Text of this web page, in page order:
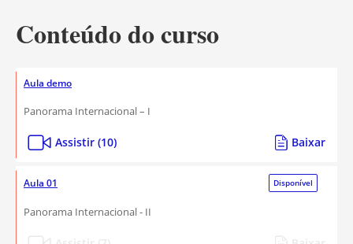
Conteúdo do curso
Aula demo
Panorama Internacional – I
Assistir (10) Baixar
Aula 01 Disponível
Panorama Internacional - II